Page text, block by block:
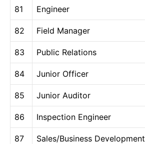
81 Engineer
82 Field Manager
83 Public Relations
84 Junior Officer
85 Junior Auditor
86 Inspection Engineer
87 Sales/Business Development